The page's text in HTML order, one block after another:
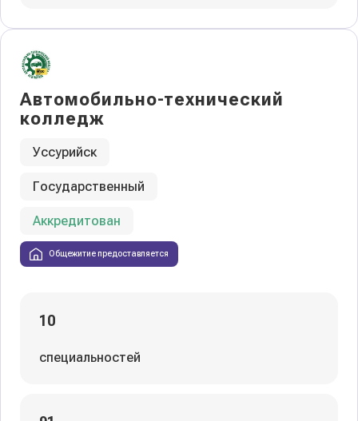
Автомобильно-технический
колледж
Уссурийск
Государственный
Аккредитован
Общежитие предоставляется
10
специальностей